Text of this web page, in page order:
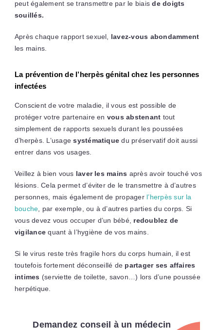
peut également se transmettre par le biaisde doigts
souillés.
Après chaque rapport sexuel, lavez-vous abondamment
les mains.
La prévention de l’herpès génital chez les personnes
infectées
Conscient de votre maladie, il vous est possible de
protéger votre partenaire en vous abstenant tout
simplement de rapports sexuels durant les poussées
d’herpès. L’usagesystématique du préservatif doit aussi
entrer dans vos usages.
Veillez à bien vous laver les mains après avoir touché vos
lésions. Cela permet d’éviter de le transmettre à d’autres
personnes, mais également de propager l’herpès sur la
bouche , par exemple, ou à d’autres parties du corps. Si
vous devez vous occuper d’un bébé, redoublez de
vigilance quant à l’hygiène de vos mains.
Si le virus reste très fragile hors du corps humain, il est
toutefois fortement déconseillé de partager ses affaires
intimes (serviette de toilette, savon…) lors d’une poussée
herpétique.
Demandez conseil à un médecin